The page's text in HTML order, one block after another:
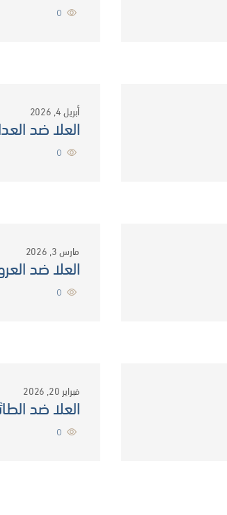
0
أبريل 4, 2026
العلا ضد
0
مارس 3, 2026
العلا ضد
0
فبراير 20, 2026
العلا ضد
0